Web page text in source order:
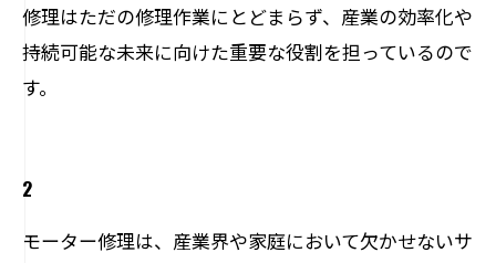
修理はただの修理作業にとどまらず、産業の効率化や
持続可能な未来に向けた重要な役割を担っているので
す。
2
モーター修理は、産業界や家庭において欠かせないサ